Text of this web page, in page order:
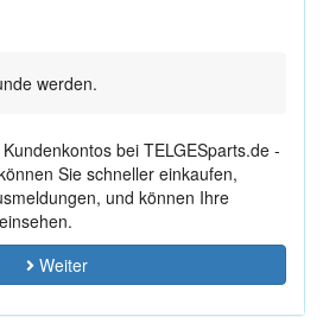
werden.
bei TELGESparts.de -
Sie schneller einkaufen,
und können Ihre
Weiter